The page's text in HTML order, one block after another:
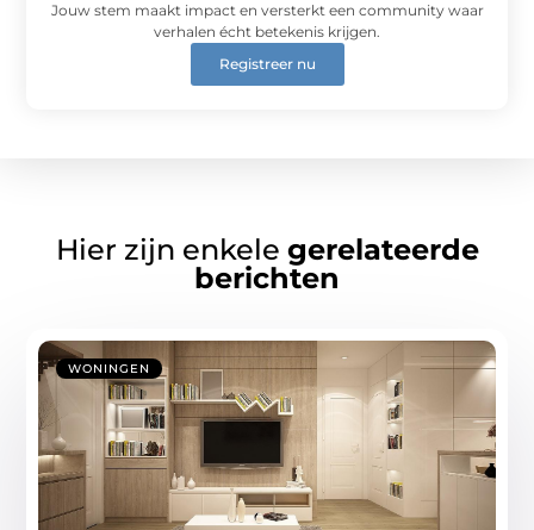
Jouw stem maakt impact en versterkt een community waar
verhalen écht betekenis krijgen.
Registreer nu
Hier zijn enkele gerelateerde
berichten
WONINGEN